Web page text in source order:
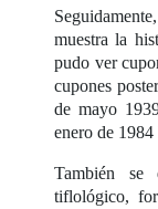
muestra la
pudo ver
cupones
de mayo
enero de 1984
También se
tiflológico,